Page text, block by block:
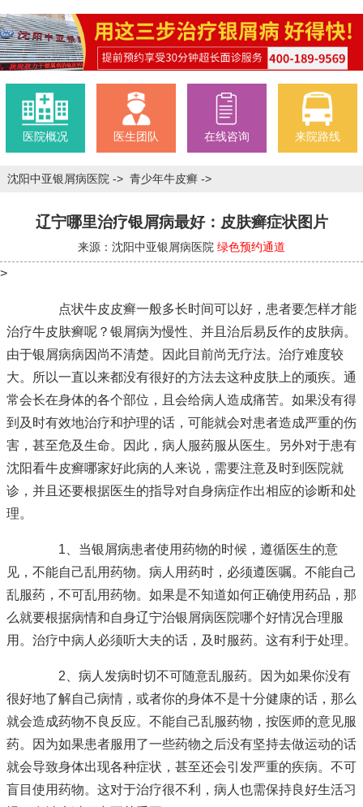
医院概况 医生团队 在线咨询 来院路线
沈阳中亚银屑病医院 -> 青少年牛皮癣 ->
辽宁哪里治疗银屑病最好：皮肤癣症状图片
来源：沈阳中亚银屑病医院 绿色预约通道
>
点状牛皮皮癣一般多长时间可以好，患者要怎样才能
治疗牛皮肤癣呢？银屑病为慢性、并且治后易反作的皮肤病。
由于银屑病病因尚不清楚。因此目前尚无疗法。治疗难度较
大。所以一直以来都没有很好的方法去这种皮肤上的顽疾。通
常会长在身体的各个部位，且会给病人造成痛苦。如果没有得
到及时有效地治疗和护理的话，可能就会对患者造成严重的伤
害，甚至危及生命。因此，病人服药服从医生。另外对于患有
沈阳看牛皮癣哪家好此病的人来说，需要注意及时到医院就
诊，并且还要根据医生的指导对自身病症作出相应的诊断和处
理。
1、当银屑病患者使用药物的时候，遵循医生的意
见，不能自己乱用药物。病人用药时，必须遵医嘱。不能自己
乱服药，不可乱用药物。如果是不知道如何正确使用药品，那
么就要根据病情和自身辽宁治银屑病医院哪个好情况合理服
用。治疗中病人必须听大夫的话，及时服药。这有利于处理。
2、病人发病时切不可随意乱服药。因为如果你没有
很好地了解自己病情，或者你的身体不是十分健康的话，那么
就会造成药物不良反应。不能自己乱服药物，按医师的意见服
药。因为如果患者服用了一些药物之后没有坚持去做运动的话
就会导致身体出现各种症状，甚至还会引发严重的疾病。不可
盲目使用药物。这对于治疗很不利，病人也需保持良好生活习